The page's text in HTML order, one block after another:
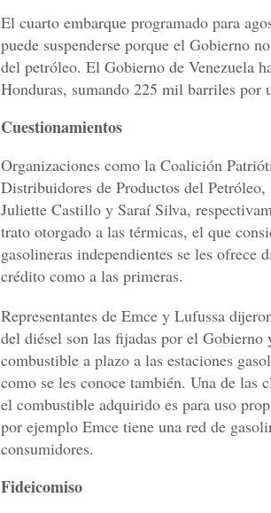
El cuarto embarque programado para
puede suspenderse porque el Gobierno
del petróleo. El Gobierno de Venezuela
Honduras, sumando 225 mil barriles por
Cuestionamientos
Organizaciones como la Coalición
Distribuidores de Productos del Petróleo,
Juliette Castillo y Saraí Silva,
trato otorgado a las térmicas, el que
gasolineras independientes se les ofrece
crédito como a las primeras.
Representantes de Emce y Lufussa
del diésel son las fijadas por el Gobierno
combustible a plazo a las estaciones
como se les conoce también. Una de las
el combustible adquirido es para uso
por ejemplo Emce tiene una red de
consumidores.
Fideicomiso